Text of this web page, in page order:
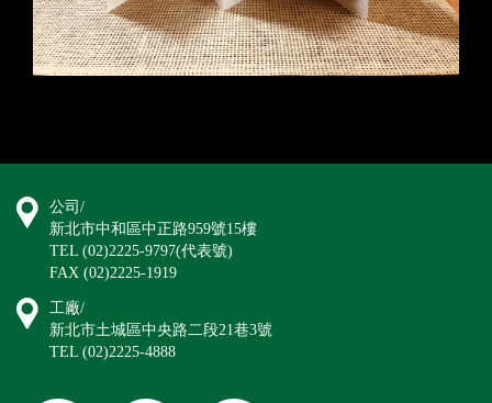
公司/
新北市中和區中正路959號15樓
TEL (02)2225-9797(代表號)
FAX (02)2225-1919
工廠/
新北市土城區中央路二段21巷3號
TEL (02)2225-4888